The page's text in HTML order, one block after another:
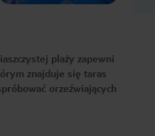
plaży zapewni
znajduje się taras
orzeźwiających